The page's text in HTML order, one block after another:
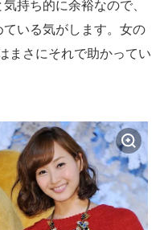
持ち的に余裕なので、
いる気がします。女の
まさにそれで助かってい